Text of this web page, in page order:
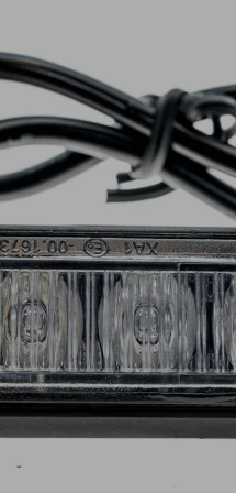
Oświetlenie
wewnętrze
Oferty
LED
Inne
Kontakt